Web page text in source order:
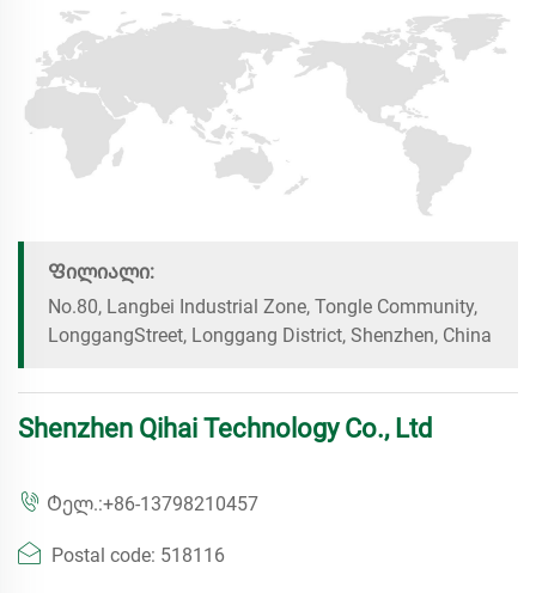
Ფილიალი:
No.80, Langbei Industrial Zone, Tongle Community,
LonggangStreet, Longgang District, Shenzhen, China
Shenzhen Qihai Technology Co., Ltd
Ტელ.:+86-13798210457
Postal code: 518116